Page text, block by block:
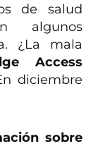
de salud
algunos
¿La mala
Access
diciembre
sobre